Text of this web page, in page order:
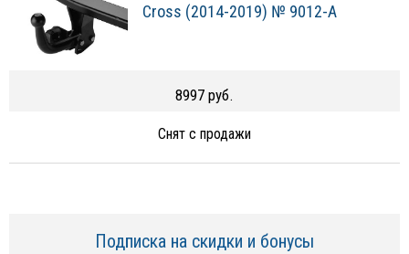
Cross (2014-2019) № 9012-A
8997 руб.
Снят с продажи
Подписка на скидки и бонусы